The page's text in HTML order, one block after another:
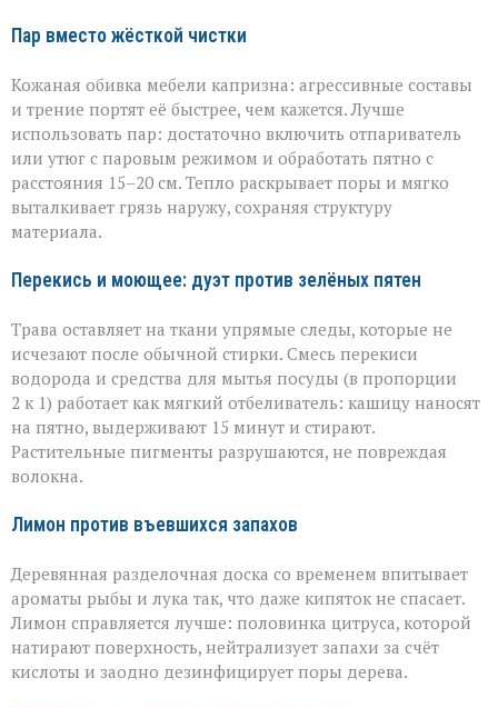
Пар вместо жёсткой чистки
Кожаная обивка мебели капризна: агрессивные составы
и трение портят её быстрее, чем кажется. Лучше
использовать пар: достаточно включить отпариватель
или утюг с паровым режимом и обработать пятно с
расстояния 15–20 см. Тепло раскрывает поры и мягко
выталкивает грязь наружу, сохраняя структуру
материала.
Перекись и моющее: дуэт против зелёных пятен
Трава оставляет на ткани упрямые следы, которые не
исчезают после обычной стирки. Смесь перекиси
водорода и средства для мытья посуды (в пропорции
2 к 1) работает как мягкий отбеливатель: кашицу наносят
на пятно, выдерживают 15 минут и стирают.
Растительные пигменты разрушаются, не повреждая
волокна.
Лимон против въевшихся запахов
Деревянная разделочная доска со временем впитывает
ароматы рыбы и лука так, что даже кипяток не спасает.
Лимон справляется лучше: половинка цитруса, которой
натирают поверхность, нейтрализует запахи за счёт
кислоты и заодно дезинфицирует поры дерева.